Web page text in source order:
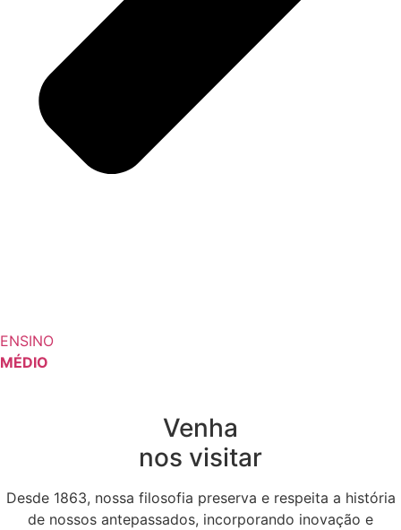
ENSINO
MÉDIO
Venha
nos visitar
Desde 1863, nossa filosofia preserva e respeita a história
de nossos antepassados, incorporando inovação e